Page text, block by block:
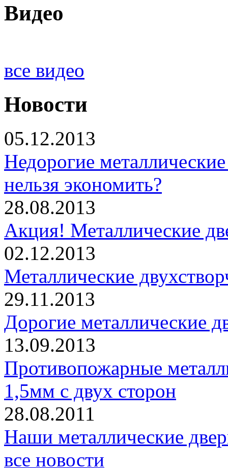
Видео
все видео
Новости
05.12.2013
Недорогие
нельзя экономить?
28.08.2013
Акция! Металлические
02.12.2013
Металлические
29.11.2013
Дорогие металлические
13.09.2013
Противопожарные
1,5мм с двух сторон
28.08.2011
Наши металлические
все новости